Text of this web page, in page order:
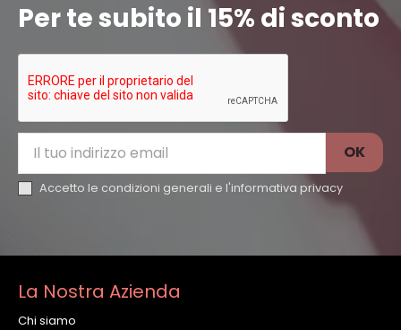
Per te subito il 15% di sconto
Accetto le condizioni generali e l'informativa privacy
La Nostra Azienda
Chi siamo